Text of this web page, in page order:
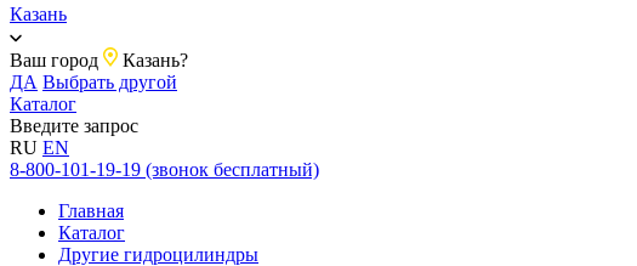
Казань
Ваш город
Казань?
ДА Выбрать другой
Каталог
Введите запрос
RU EN
8-800-101-19-19 (звонок бесплатный)
Главная
Каталог
Другие гидроцилиндры